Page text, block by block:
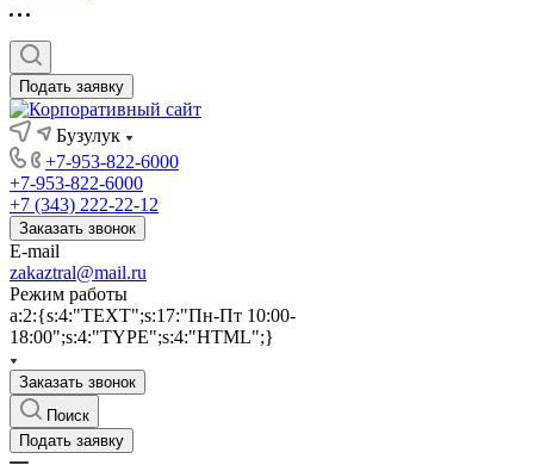
Подать заявку
Бузулук
+7-953-822-6000
+7-953-822-6000
+7 (343) 222-22-12
Заказать звонок
E-mail
zakaztral@mail.ru
Режим работы
a:2:{s:4:"TEXT";s:17:"Пн-Пт 10:00-
18:00";s:4:"TYPE";s:4:"HTML";}
Заказать звонок
Поиск
Подать заявку